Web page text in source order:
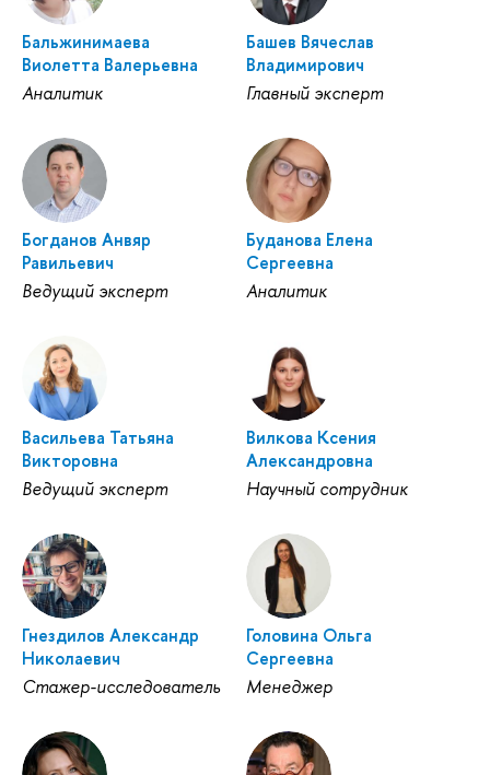
Бальжинимаева
Виолетта Валерьевна
Аналитик
Башев Вячеслав
Владимирович
Главный эксперт
Богданов Анвяр
Равильевич
Ведущий эксперт
Буданова Елена
Сергеевна
Аналитик
Васильева Татьяна
Викторовна
Ведущий эксперт
Вилкова Ксения
Александровна
Научный сотрудник
Гнездилов Александр
Николаевич
Стажер-исследователь
Головина Ольга
Сергеевна
Менеджер